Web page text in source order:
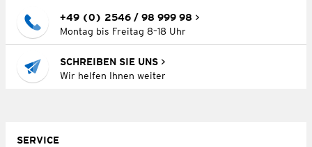
+49 (0) 2546 / 98 999 98
Montag bis Freitag 8–18 Uhr
SCHREIBEN SIE UNS
Wir helfen Ihnen weiter
SERVICE